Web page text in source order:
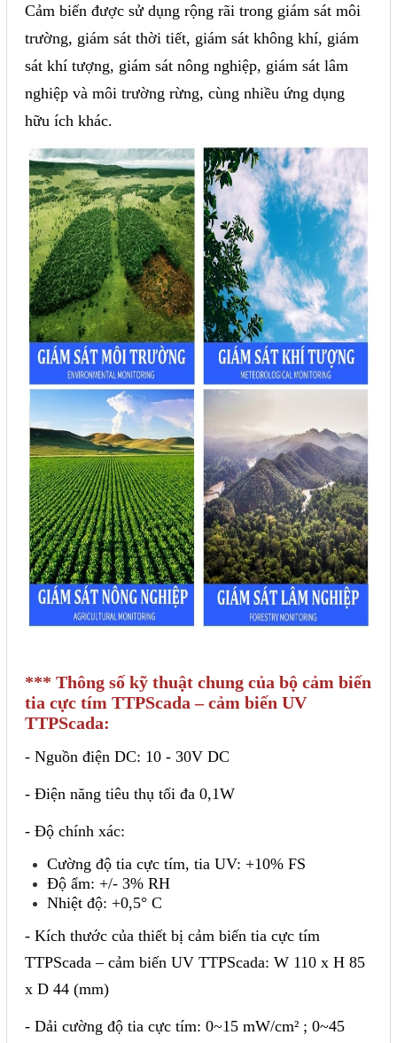
Cảm biến được sử dụng rộng rãi trong giám sát môi
trường, giám sát thời tiết, giám sát không khí, giám
sát khí tượng, giám sát nông nghiệp, giám sát lâm
nghiệp và môi trường rừng, cùng nhiều ứng dụng
hữu ích khác.
*** Thông số kỹ thuật chung của bộ cảm biến
tia cực tím TTPScada – cảm biến UV
TTPScada:
- Nguồn điện DC: 10 - 30V DC
- Điện năng tiêu thụ tối đa 0,1W
- Độ chính xác:
Cường độ tia cực tím, tia UV: +10% FS
Độ ẩm: +/- 3% RH
Nhiệt độ: +0,5° C
- Kích thước của thiết bị cảm biến tia cực tím
TTPScada – cảm biến UV TTPScada: W 110 x H 85
x D 44 (mm)
- Dải cường độ tia cực tím: 0~15 mW/cm² ; 0~45